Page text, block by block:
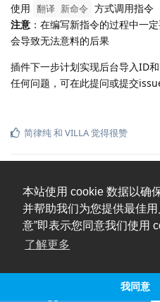
本站使用 cookie 数据以确
并帮助我们为您提供最佳用
意”即表示您同意我们使用
了解更多
我同意
使用 翻译 新命令
方式调用指令
注意 ：在编写新指令的过程中一
会导致无法意料的后果
插件下一步计划实现后台导入ID
任何问题，可在此提问或提交
简律纯和 VILLA觉得很赞